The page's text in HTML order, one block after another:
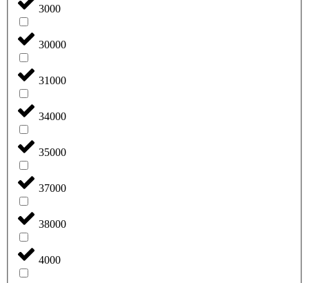
3000
30000
31000
34000
35000
37000
38000
4000